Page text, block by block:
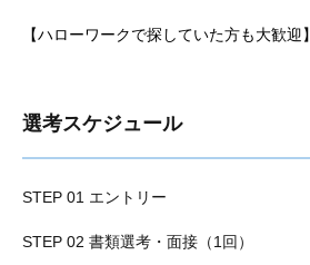
【ハローワークで探していた方も大歓迎】
選考スケジュール
STEP 01 エントリー
STEP 02 書類選考・面接（1回）